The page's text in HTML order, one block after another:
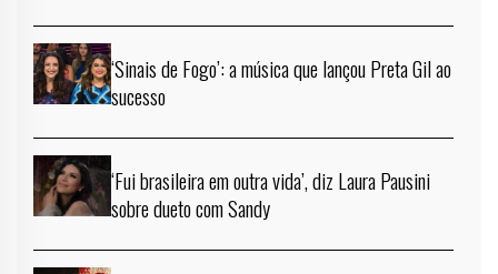
‘Sinais de Fogo’: a música que lançou Preta Gil ao
sucesso
‘Fui brasileira em outra vida’, diz Laura Pausini
sobre dueto com Sandy